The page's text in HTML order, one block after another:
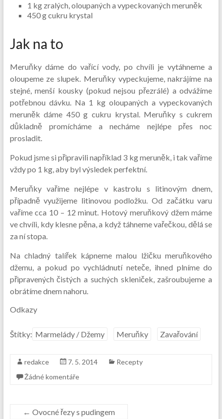
1 kg zralých, oloupaných a vypeckovaných meruněk
450 g cukru krystal
Jak na to
Meruňky dáme do vařící vody, po chvíli je vytáhneme a
oloupeme ze slupek. Meruňky vypeckujeme, nakrájíme na
stejné, menší kousky (pokud nejsou přezrálé) a odvážíme
potřebnou dávku. Na 1 kg oloupaných a vypeckovaných
meruněk dáme 450 g cukru krystal. Meruňky s cukrem
důkladně promícháme a necháme nejlépe přes noc
prosladit.
Pokud jsme si připravili například 3 kg meruněk, i tak vaříme
vždy po 1 kg, aby byl výsledek perfektní.
Meruňky vaříme nejlépe v kastrolu s litinovým dnem,
případně využijeme litinovou podložku. Od začátku varu
vaříme cca 10 – 12 minut. Hotový meruňkový džem máme
ve chvíli, kdy klesne pěna, a když táhneme vařečkou, dělá se
za ní stopa.
Na chladný talířek kápneme malou lžičku meruňkového
džemu, a pokud po vychládnutí neteče, ihned plníme do
připravených čistých a suchých skleniček, zašroubujeme a
obrátíme dnem nahoru.
Odkazy
Štítky: Marmelády / Džemy Meruňky Zavařování
redakce 7. 5. 2014
Recepty
Žádné komentáře
← Ovocné řezy s pudingem